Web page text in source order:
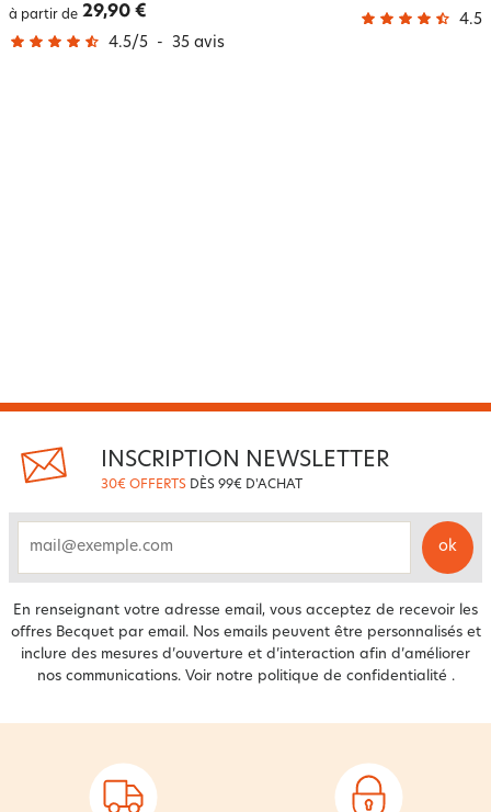
à partir de 29,90 €
4.5/5 - 35 avis
4.5
INSCRIPTION NEWSLETTER
30€ OFFERTS DÈS 99€ D'ACHAT
ok
En renseignant votre adresse email, vous acceptez de recevoir les
offres Becquet par email. Nos emails peuvent être personnalisés et
inclure des mesures d’ouverture et d’interaction afin d’améliorer
nos communications. Voir notre politique de confidentialité .